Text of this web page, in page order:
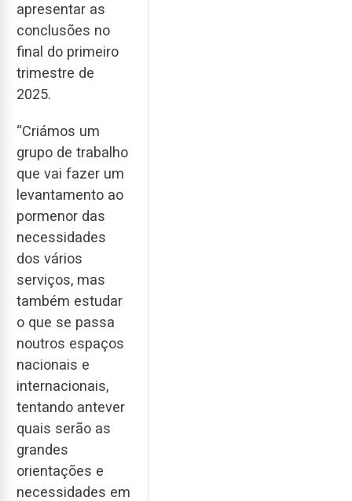
apresentar as
conclusões no
final do primeiro
trimestre de
2025.
“Criámos um
grupo de trabalho
que vai fazer um
levantamento ao
pormenor das
necessidades
dos vários
serviços, mas
também estudar
o que se passa
noutros espaços
nacionais e
internacionais,
tentando antever
quais serão as
grandes
orientações e
necessidades em